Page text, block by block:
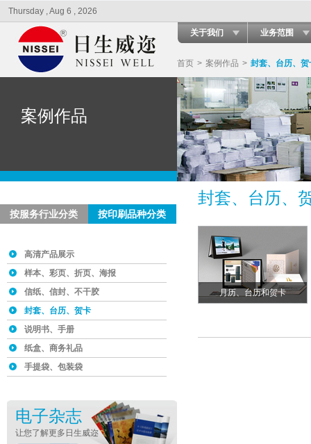
Thursday , Aug 6 , 2026
关于我们 业务范围
案例作品
按服务行业分类 按印刷品种分类
高清产品展示
样本、彩页、折页、海报
信纸、信封、不干胶
封套、台历、贺卡
说明书、手册
纸盒、商务礼品
手提袋、包装袋
电子杂志
让您了解更多日生威迩
首页 > 案例作品 > 封套、台历、贺
封套、台历、
月历、台历和贺卡